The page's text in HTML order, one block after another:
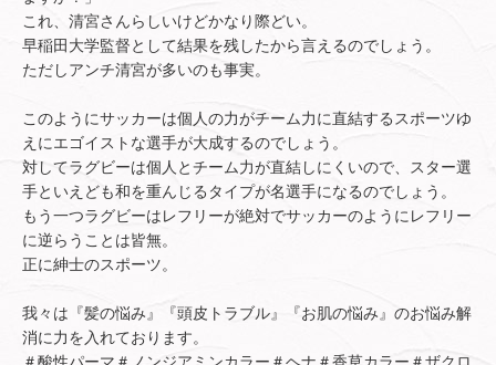
これ、清宮さんらしいけどかなり際どい。
早稲田大学監督として結果を残したから言えるのでしょう。
ただしアンチ清宮が多いのも事実。
このようにサッカーは個人の力がチーム力に直結するスポーツゆ
えにエゴイストな選手が大成するのでしょう。
対してラグビーは個人とチーム力が直結しにくいので、スター選
手といえども和を重んじるタイプが名選手になるのでしょう。
もう一つラグビーはレフリーが絶対でサッカーのようにレフリー
に逆らうことは皆無。
正に紳士のスポーツ。
我々は『髪の悩み』『頭皮トラブル』『お肌の悩み』のお悩み解
消に力を入れております。